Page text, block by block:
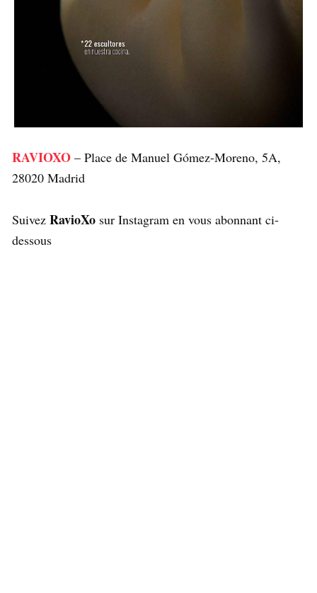
RAVIOXO – Place de Manuel Gómez-Moreno, 5A,
28020 Madrid
Suivez RavioXo sur Instagram en vous abonnant ci-
dessous